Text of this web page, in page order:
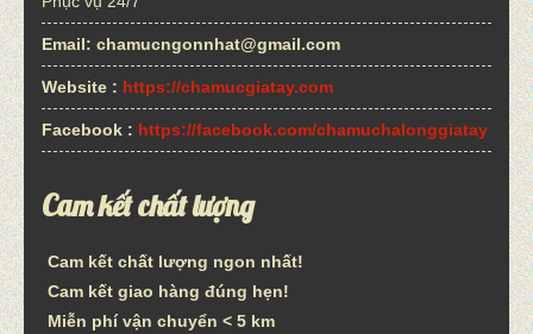
Email: chamucngonnhat@gmail.com
Website : https://chamucgiatay.com
Facebook : https://facebook.com/chamuchalonggiatay
Cam kết chất lượng
Cam kết chất lượng ngon nhất!
Cam kết giao hàng đúng hẹn!
Miễn phí vận chuyển < 5 km